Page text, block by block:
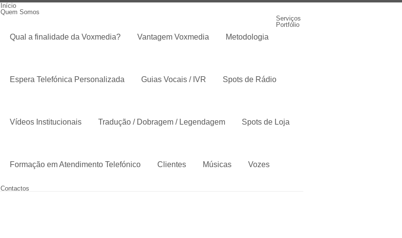
Início
Quem Somos
Qual a finalidade da Voxmedia? Vantagem Voxmedia Metodologia
Serviços
Espera Telefónica Personalizada Guias Vocais / IVR Spots de Rádio
Vídeos Institucionais Tradução / Dobragem / Legendagem Spots de Loja
Formação em Atendimento Telefónico
Portfólio
Clientes Músicas Vozes
Contactos